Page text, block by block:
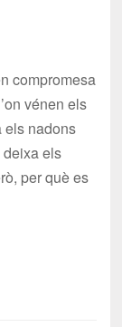
compromesa
vénen els
els nadons
els
per què es